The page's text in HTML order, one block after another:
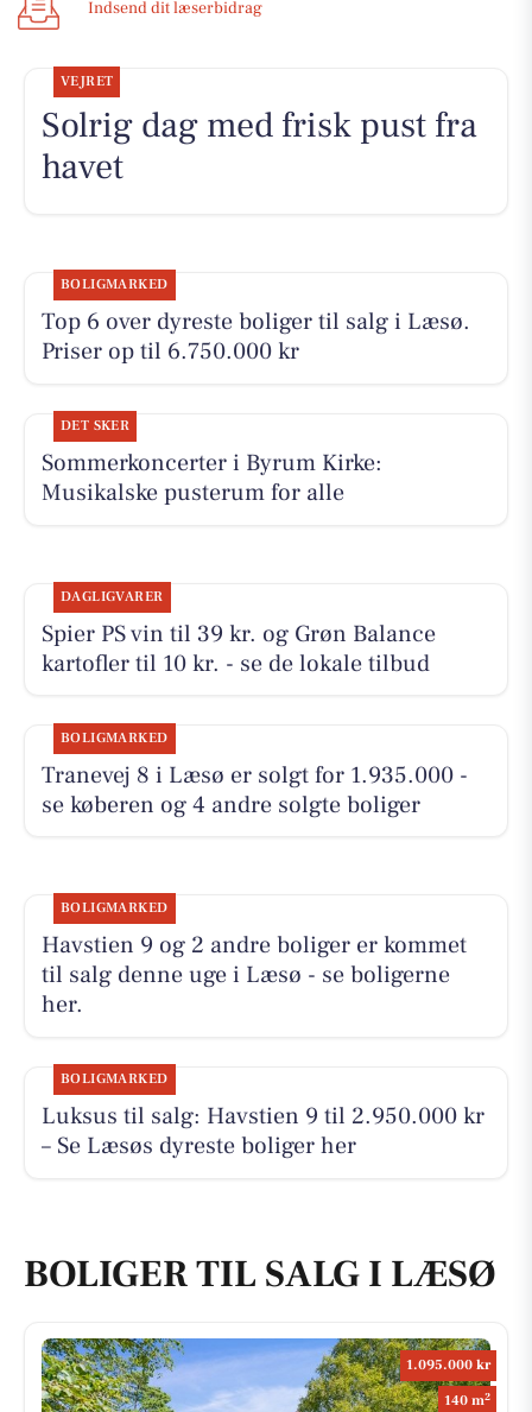
Indsend dit læserbidrag
VEJRET
Solrig dag med frisk pust fra
havet
BOLIGMARKED
Top 6 over dyreste boliger til salg i Læsø.
Priser op til 6.750.000 kr
DET SKER
Sommerkoncerter i Byrum Kirke:
Musikalske pusterum for alle
DAGLIGVARER
Spier PS vin til 39 kr. og Grøn Balance
kartofler til 10 kr. - se de lokale tilbud
BOLIGMARKED
Tranevej 8 i Læsø er solgt for 1.935.000 -
se køberen og 4 andre solgte boliger
BOLIGMARKED
Havstien 9 og 2 andre boliger er kommet
til salg denne uge i Læsø - se boligerne
her.
BOLIGMARKED
Luksus til salg: Havstien 9 til 2.950.000 kr
– Se Læsøs dyreste boliger her
BOLIGER TIL SALG I LÆSØ
1.095.000 kr
140 m2